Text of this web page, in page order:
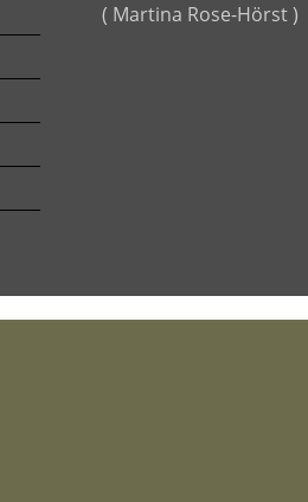
( Martina Rose-Hörst )